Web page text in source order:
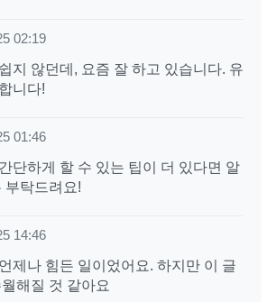
02:19
지 않던데, 요즘 잘 하고 있습니다. 유
니다!
01:46
단하게 할 수 있는 팁이 더 있다면 알
부탁드려요!
14:46
제나 힘든 일이었어요. 하지만 이 글
해질 것 같아요